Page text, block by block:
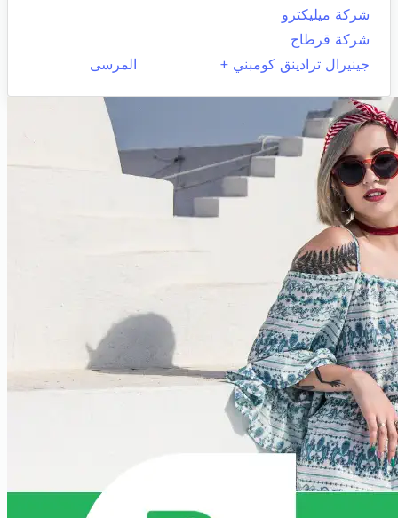
شركة ميليكترو
شركة قرطاج
جينيرال ترادينق كومبني +
المرسى